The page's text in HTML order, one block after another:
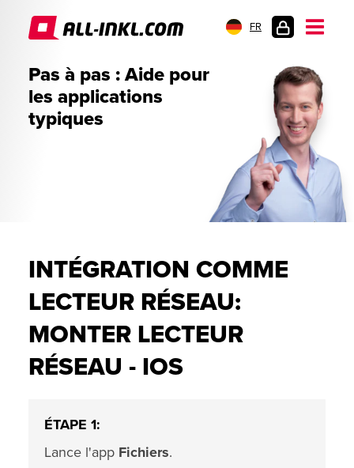
FR
Pas à pas : Aide pour
les applications
typiques
INTÉGRATION COMME
LECTEUR RÉSEAU:
MONTER LECTEUR
RÉSEAU - IOS
ÉTAPE 1:
Lance l'app Fichiers.